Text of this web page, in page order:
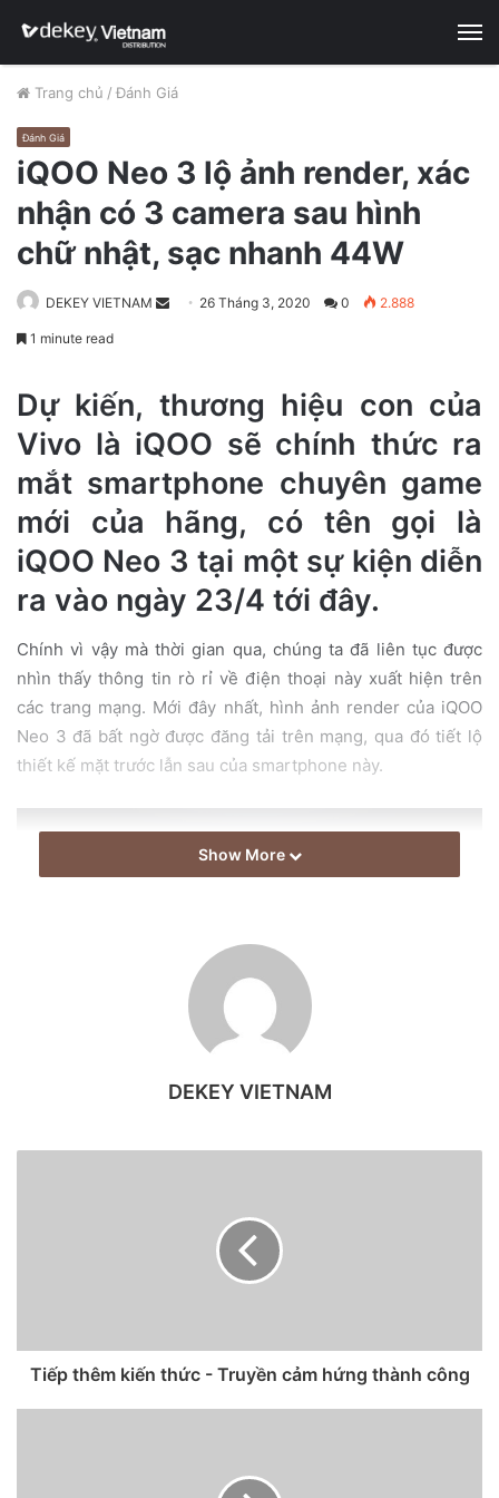
Trang chủ / Đánh Giá
Đánh Giá
iQOO Neo 3 lộ ảnh render, xác
nhận có 3 camera sau hình
chữ nhật, sạc nhanh 44W
DEKEY VIETNAM
Send26 Tháng 3, 2020 0 2.888
1 minute read
Dự kiến, thương hiệu con của
Vivo là iQOO sẽ chính thức ra
mắt smartphone chuyên game
mới của hãng, có tên gọi là
iQOO Neo 3 tại một sự kiện diễn
ra vào ngày 23/4 tới đây.
Chính vì vậy mà thời gian qua, chúng ta đã liên tục được
nhìn thấy thông tin rò rỉ về điện thoại này xuất hiện trên
các trang mạng. Mới đây nhất, hình ảnh render của iQOO
Neo 3 đã bất ngờ được đăng tải trên mạng, qua đó tiết lộ
thiết kế mặt trước lẫn sau của smartphone này.
kính bóng bẩy và được bo cong nhẹ về 2 cạnh nhằm mang
đến cảm giác cầm nắm thoải mái hơn cho người dùng.
Ngoài ra, điện thoại này còn sở hữu hệ thống camera hình
Show More
DEKEY VIETNAM
Tiếp thêm kiến thức - Truyền cảm hứng thành công